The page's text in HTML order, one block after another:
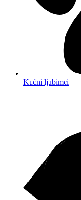
Kućni ljubimci